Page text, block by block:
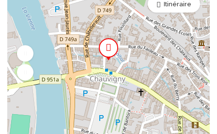
Itinéraire